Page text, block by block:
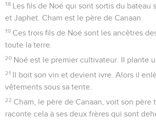
18 Les fils de Noé qui sont sortis du bateau
et Japhet. Cham est le père de Canaan.
19 Ces trois fils de Noé sont les ancêtres
toute la terre.
20 Noé est le premier cultivateur. Il plante
21 Il boit son vin et devient ivre. Alors il
vêtements sous sa tente.
22 Cham, le père de Canaan, voit son père
raconte cela à ses deux frères qui sont